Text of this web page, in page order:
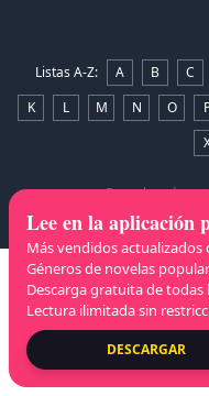
Listas A-Z: A B C
K
L M N O
Derechos de
Lee en la aplicación
Más vendidos actualizados
Géneros de novelas
Descarga gratuita de todas
Lectura ilimitada sin
DESCARGAR